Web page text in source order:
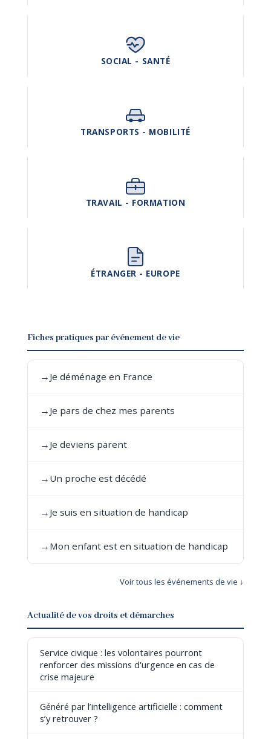
SOCIAL - SANTÉ
TRANSPORTS - MOBILITÉ
TRAVAIL - FORMATION
ÉTRANGER - EUROPE
Fiches pratiques par événement de vie
→ Je déménage en France
→ Je pars de chez mes parents
→ Je deviens parent
→ Un proche est décédé
→ Je suis en situation de handicap
→ Mon enfant est en situation de handicap
Voir tous les événements de vie ↓
Actualité de vos droits et démarches
Service civique : les volontaires pourront
renforcer des missions d'urgence en cas de
crise majeure
Généré par l’intelligence artificielle : comment
s’y retrouver ?